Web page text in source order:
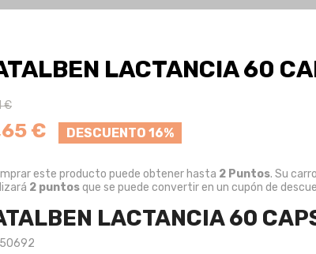
LACTANCIA 60
€
€ DESCUENTO 16%
este producto puede obtener hasta 2 Puntos. Su
2 puntosque se puede convertir en un cupón de
LACTANCIA 60